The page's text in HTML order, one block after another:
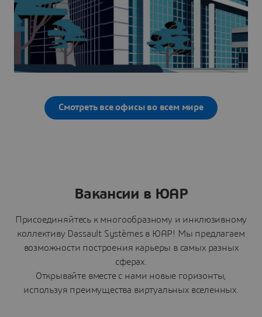
Смотреть все офисы во всем мире
Вакансии в ЮАР
Присоединяйтесь к многообразному и инклюзивному
коллективу Dassault Systèmes в ЮАР! Мы предлагаем
возможности построения карьеры в самых разных
сферах.
Открывайте вместе с нами новые горизонты,
используя преимущества виртуальных вселенных.